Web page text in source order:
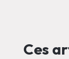
Ces